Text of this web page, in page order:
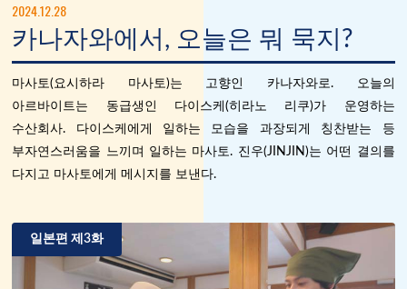
2024.12.28
카나자와에서, 오늘은 뭐 묵지?
마사토(요시하라 마사토)는 고향인 카나자와로. 오늘의
아르바이트는 동급생인 다이스케(히라노 리쿠)가 운영하는
수산회사. 다이스케에게 일하는 모습을 과장되게 칭찬받는 등
부자연스러움을 느끼며 일하는 마사토. 진우(JINJIN)는 어떤 결의를
다지고 마사토에게 메시지를 보낸다.
일본편 제3화